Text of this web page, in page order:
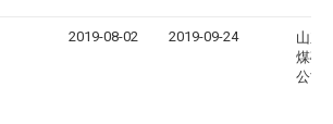
2019-08-02 2019-09-24
山东
煤矿
公司